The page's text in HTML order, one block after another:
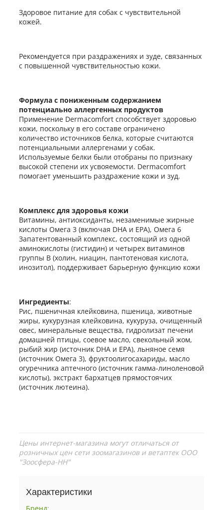
Здоровое питание для собак с чувствительной
кожей.
Рекомендуется при раздражениях и зуде, связанных
с повышенной чувствительностью кожи.
Формула с пониженным содержанием
потенциально аллергенных продуктов
Применение Dermacomfort способствует здоровью
кожи, поскольку в его составе ограничено
количество источников белка, которые считаются
потенциальными аллергенами у собак.
Используемые белки были отобраны по признаку
высокой степени их усвояемости. Dermacomfort
помогает уменьшить раздражение кожи и зуд.
Комплекс для здоровья кожи
Витамины, антиоксиданты, незаменимые жирные
кислоты Омега 3 (включая DHA и EPA), Омега 6
Запатентованный комплекс, состоящий из одной
аминокислоты (гистидин) и четырех витаминов
группы В (холин, ниацин, пантотеновая кислота,
инозитол), поддерживает барьерную функцию кожи
Ингредиенты:
Рис, пшеничная клейковина, пшеница, животные
жиры, кукурузная клейковина, кукуруза, очищенный
овес, минеральные вещества, гидролизат печени
домашней птицы, соевое масло, свекольный жом,
рыбий жир (источник DHA и EPA), льняное семя
(источник Омега 3), фруктоолигосахариды, масло
огуречника аптечного (источник гамма-линоленовой
кислоты), экстракт бархатцев прямостоячих
(источник лютеина).
Цены интернет-магазина могут отличаться от
розничных цен сети зоомагазинов и ветаптек ООО
"Зоосфера-НН"
Характеристики